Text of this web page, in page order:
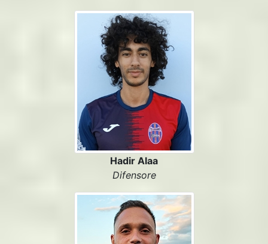
Hadir Alaa
Difensore